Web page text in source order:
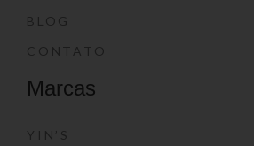
BLOG
CONTATO
Marcas
YIN’S